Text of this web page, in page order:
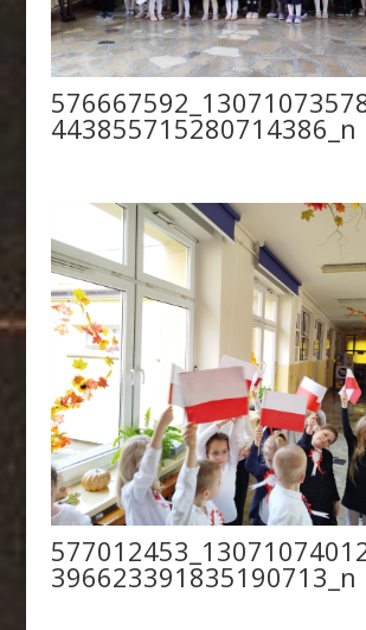
443855715280714386_n
396623391835190713_n